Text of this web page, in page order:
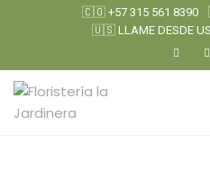
🇨🇴 +57 315 561 8390
🇺🇸 LLAME DESDE